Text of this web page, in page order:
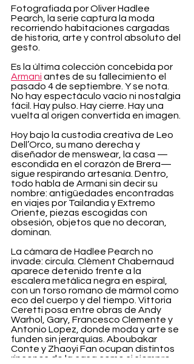
Fotografiada por Oliver Hadlee
Pearch, la serie captura la moda
recorriendo habitaciones cargadas
de historia, arte y control absoluto del
gesto.
Es la última colección concebida por
Armani antes de su fallecimiento el
pasado 4 de septiembre. Y se nota.
No hay espectáculo vacío ni nostalgia
fácil. Hay pulso. Hay cierre. Hay una
vuelta al origen convertida en imagen.
Hoy bajo la custodia creativa de Leo
Dell’Orco, su mano derecha y
diseñador de menswear, la casa —
escondida en el corazón de Brera—
sigue respirando artesanía. Dentro,
todo habla de Armani sin decir su
nombre: antigüedades encontradas
en viajes por Tailandia y Extremo
Oriente, piezas escogidas con
obsesión, objetos que no decoran,
dominan.
La cámara de Hadlee Pearch no
invade: circula. Clément Chabernaud
aparece detenido frente a la
escalera metálica negra en espiral,
con un torso romano de mármol como
eco del cuerpo y del tiempo. Vittoria
Ceretti posa entre obras de Andy
Warhol, Gary, Francesco Clemente y
Antonio Lopez, donde moda y arte se
funden sin jerarquías. Aboubakar
Conte y Zhaoyi Fan ocupan distintos
rincones de la casa como si siempre